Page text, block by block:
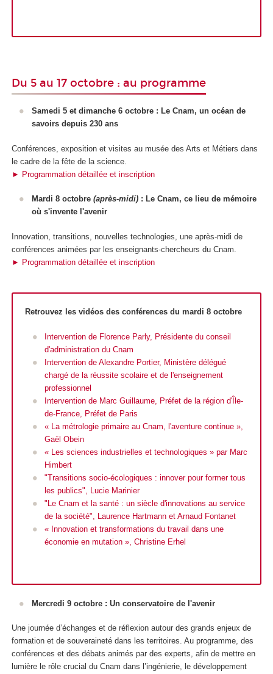
Du 5 au 17 octobre : au programme
Samedi 5 et dimanche 6 octobre : Le Cnam, un océan de
savoirs depuis 230 ans
Conférences, exposition et visites au musée des Arts et Métiers dans
le cadre de la fête de la science.
► Programmation détaillée et inscription
Mardi 8 octobre(après-midi): Le Cnam, ce lieu de mémoire
où s'invente l'avenir
Innovation, transitions, nouvelles technologies, une après-midi de
conférences animées par les enseignants-chercheurs du Cnam.
► Programmation détaillée et inscription
Retrouvez les vidéos des conférences du mardi 8 octobre
Intervention de Florence Parly, Présidente du conseil
d'administration du Cnam
Intervention de Alexandre Portier, Ministère délégué
chargé de la réussite scolaire et de l'enseignement
professionnel
Intervention de Marc Guillaume, Préfet de la région d'Île-
de-France, Préfet de Paris
« La métrologie primaire au Cnam, l'aventure continue »,
Gaël Obein
« Les sciences industrielles et technologiques » par Marc
Himbert
"Transitions socio-écologiques : innover pour former tous
les publics", Lucie Marinier
"Le Cnam et la santé : un siècle d'innovations au service
de la société", Laurence Hartmann et Arnaud Fontanet
« Innovation et transformations du travail dans une
économie en mutation », Christine Erhel
Mercredi 9 octobre : Un conservatoire de l'avenir
Une journée d’échanges et de réflexion autour des grands enjeux de
formation et de souveraineté dans les territoires. Au programme, des
conférences et des débats animés par des experts, afin de mettre en
lumière le rôle crucial du Cnam dans l’ingénierie, le développement